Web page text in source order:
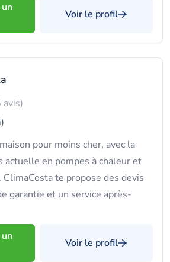
Voir le profil
avis)
pour moins cher, avec la
actuelle en pompes à chaleur et
ClimaCosta te propose des devis
garantie et un service après-
Voir le profil